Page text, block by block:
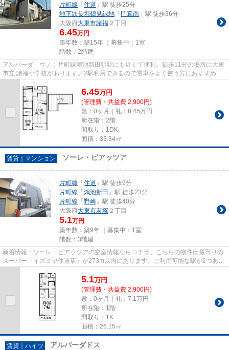
片町線 「 住道 」駅 徒歩25分
地下鉄長堀鶴見緑地 「 門真南 」駅 徒歩36分
大阪府大東市諸福 ２丁目
6.45万円
築年数：築15年 ｜募集中： 1室
階数：2階建
アルバーダ ウノ：片町線鴻池新田駅駅にも近くて便利。徒歩11分の場所に大東
市立 諸福小学校があります。2駅利用できるので電車をよく使う方におすすめな
物件です。駅徒歩10分に駅が...
6.45万円
(管理費・共益費 2,900円)
敷：0ヶ月｜礼：8.45万円
所在階：2階
間取り：1DK
面積：33.34㎡
賃貸｜マンション ソーレ・ピアッツア
片町線 「 住道 」駅 徒歩9分
片町線 「 鴻池新田 」駅 徒歩23分
片町線 「 野崎 」駅 徒歩40分
大阪府大東市灰塚 ２丁目
5.1万円
築年数：築9年 ｜募集中： 1室
階数：3階建
新着情報：ソーレ・ピアッツアの空室情報ならコチラ。こちらの物件は最寄りの
スーパー「イズミヤ住道店」が273m以内にあります。ご利用可能な駅が2つあ
り、行き先に応じて乗車駅の使い...
5.1万円
(管理費・共益費 2,900円)
敷：0ヶ月｜礼：7.1万円
所在階：1階
間取り：1K
面積：26.15㎡
賃貸｜ハイツ アルバーダドス